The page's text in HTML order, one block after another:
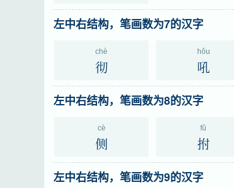
左中右结构，笔画数为7的汉字
chè
彻
hǒu
吼
左中右结构，笔画数为8的汉字
cè
侧
fǔ
拊
左中右结构，笔画数为9的汉字